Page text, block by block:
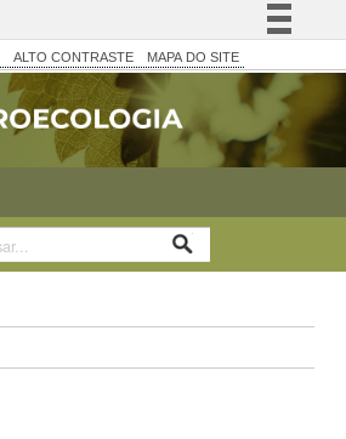
Simplifique!
Comunica BR
Participe
Acesso à informação
Canais
ALTO CONTRASTE MAPA DO SITE